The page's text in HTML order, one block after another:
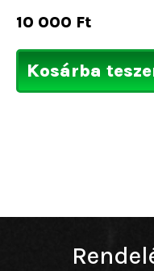
10 000 Ft
Kosárba